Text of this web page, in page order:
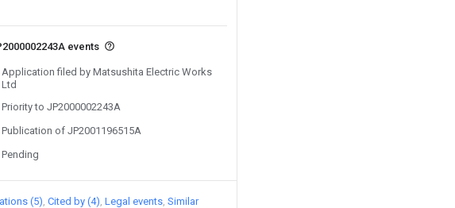
events
Application filed by Matsushita Electric Works
Ltd
Priority to JP2000002243A
Publication of JP2001196515A
Pending
(5) Cited by (4) Legal events Similar